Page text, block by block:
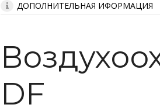
ДОПОЛНИТЕЛЬНАЯ ИФОРМАЦИЯ
DF